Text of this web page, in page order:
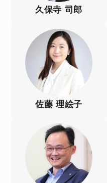
久保寺 司郎
佐藤 理絵子